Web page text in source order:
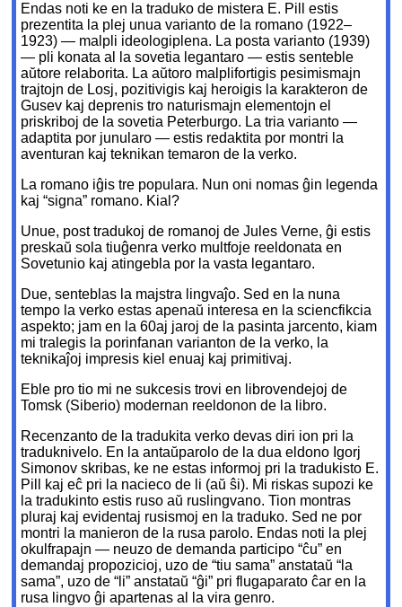
Endas noti ke en la traduko de mistera E. Pill estis
prezentita la plej unua varianto de la romano (1922–
1923) — malpli ideologiplena. La posta varianto (1939)
— pli konata al la sovetia legantaro — estis senteble
aŭtore relaborita. La aŭtoro malplifortigis pesimismajn
trajtojn de Losj, pozitivigis kaj heroigis la karakteron de
Gusev kaj deprenis tro naturismajn elementojn el
priskriboj de la sovetia Peterburgo. La tria varianto —
adaptita por junularo — estis redaktita por montri la
aventuran kaj teknikan temaron de la verko.
La romano iĝis tre populara. Nun oni nomas ĝin legenda
kaj “signa” romano. Kial?
Unue, post tradukoj de romanoj de Jules Verne, ĝi estis
preskaŭ sola tiuĝenra verko multfoje reeldonata en
Sovetunio kaj atingebla por la vasta legantaro.
Due, senteblas la majstra lingvaĵo. Sed en la nuna
tempo la verko estas apenaŭ interesa en la sciencfikcia
aspekto; jam en la 60aj jaroj de la pasinta jarcento, kiam
mi tralegis la porinfanan varianton de la verko, la
teknikaĵoj impresis kiel enuaj kaj primitivaj.
Eble pro tio mi ne sukcesis trovi en librovendejoj de
Tomsk (Siberio) modernan reeldonon de la libro.
Recenzanto de la tradukita verko devas diri ion pri la
traduknivelo. En la antaŭparolo de la dua eldono Igorj
Simonov skribas, ke ne estas informoj pri la tradukisto E.
Pill kaj eĉ pri la nacieco de li (aŭ ŝi). Mi riskas supozi ke
la tradukinto estis ruso aŭ ruslingvano. Tion montras
pluraj kaj evidentaj rusismoj en la traduko. Sed ne por
montri la manieron de la rusa parolo. Endas noti la plej
okulfrapajn — neuzo de demanda participo “ĉu” en
demandaj propozicioj, uzo de “tiu sama” anstataŭ “la
sama”, uzo de “li” anstataŭ “ĝi” pri flugaparato ĉar en la
rusa lingvo ĝi apartenas al la vira genro.